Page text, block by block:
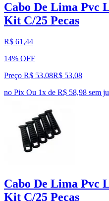
Cabo De Lima Pvc
Kit C/25 Pecas
R$ 61,44
14% OFF
Preço R$ 53,08R$ 53,08
no Pix Ou 1x de R$ 58,98 sem
Cabo De Lima Pvc
Kit C/25 Pecas